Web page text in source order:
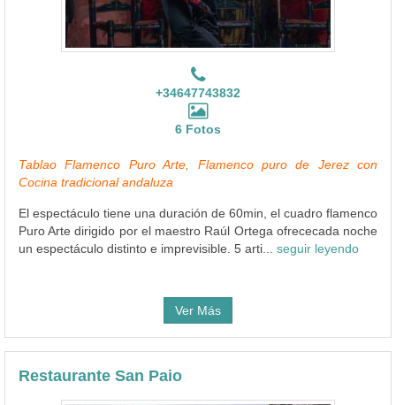
+34647743832
6 Fotos
Tablao Flamenco Puro Arte, Flamenco puro de Jerez con
Cocina tradicional andaluza
El espectáculo tiene una duración de 60min, el cuadro flamenco
Puro Arte dirigido por el maestro Raúl Ortega ofrececada noche
un espectáculo distinto e imprevisible. 5 arti... seguir leyendo
Ver Más
Restaurante San Paio